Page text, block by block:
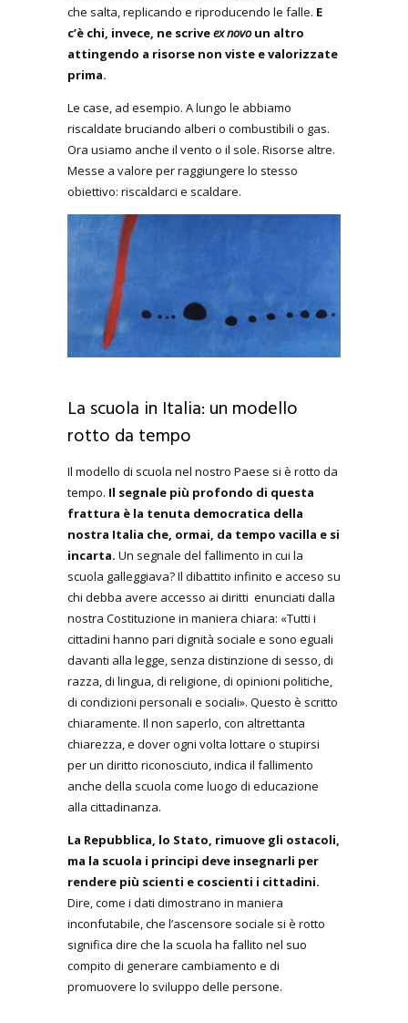
che salta, replicando e riproducendo le falle. E
c’è chi, invece, ne scriveex novoun altro
attingendo a risorse non viste e valorizzate
prima.
Le case, ad esempio. A lungo le abbiamo
riscaldate bruciando alberi o combustibili o gas.
Ora usiamo anche il vento o il sole. Risorse altre.
Messe a valore per raggiungere lo stesso
obiettivo: riscaldarci e scaldare.
La scuola in Italia: un modello
rotto da tempo
Il modello di scuola nel nostro Paese si è rotto da
tempo. Il segnale più profondo di questa
frattura è la tenuta democratica della
nostra Italia che, ormai, da tempo vacilla e si
incarta. Un segnale del fallimento in cui la
scuola galleggiava? Il dibattito infinito e acceso su
chi debba avere accesso ai diritti enunciati dalla
nostra Costituzione in maniera chiara: «Tutti i
cittadini hanno pari dignità sociale e sono eguali
davanti alla legge, senza distinzione di sesso, di
razza, di lingua, di religione, di opinioni politiche,
di condizioni personali e sociali». Questo è scritto
chiaramente. Il non saperlo, con altrettanta
chiarezza, e dover ogni volta lottare o stupirsi
per un diritto riconosciuto, indica il fallimento
anche della scuola come luogo di educazione
alla cittadinanza.
La Repubblica, lo Stato, rimuove gli ostacoli,
ma la scuola i principi deve insegnarli per
rendere più scienti e coscienti i cittadini.
Dire, come i dati dimostrano in maniera
inconfutabile, che l’ascensore sociale si è rotto
significa dire che la scuola ha fallito nel suo
compito di generare cambiamento e di
promuovere lo sviluppo delle persone.